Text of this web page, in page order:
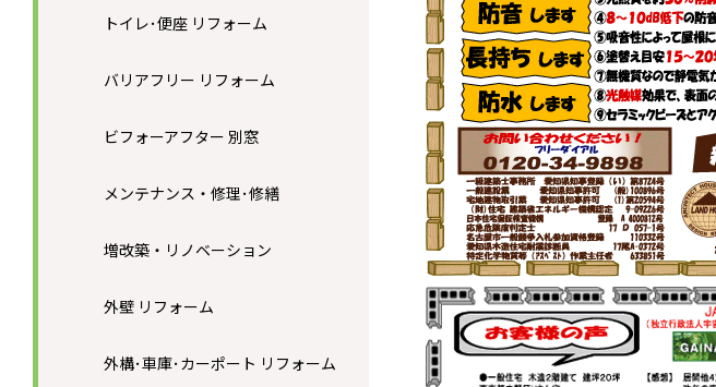
トイレ･便座 リフォーム
バリアフリー リフォーム
ビフォーアフター 別窓
メンテナンス・修理･修繕
増改築・リノベーション
外壁 リフォーム
外構･車庫･カーポート リフォーム